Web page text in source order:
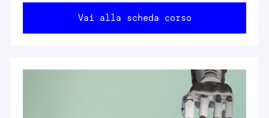
Vai alla scheda corso